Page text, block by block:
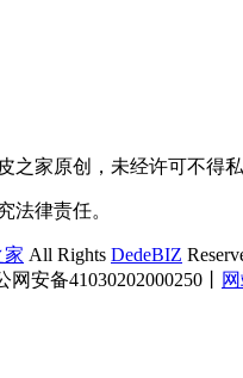
之家原创，未经许可不得私
法律责任。
家 All Rights DedeBIZ
网安备41030202000250